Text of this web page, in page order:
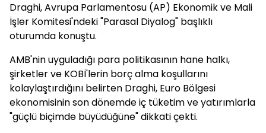
Draghi, Avrupa Parlamentosu (AP) Ekonomik ve Mali
İşler Komitesi'ndeki "Parasal Diyalog" başlıklı
oturumda konuştu.
AMB'nin uyguladığı para politikasının hane halkı,
şirketler ve KOBİ'lerin borç alma koşullarını
kolaylaştırdığını belirten Draghi, Euro Bölgesi
ekonomisinin son dönemde iç tüketim ve yatırımlarla
"güçlü biçimde büyüdüğüne" dikkati çekti.